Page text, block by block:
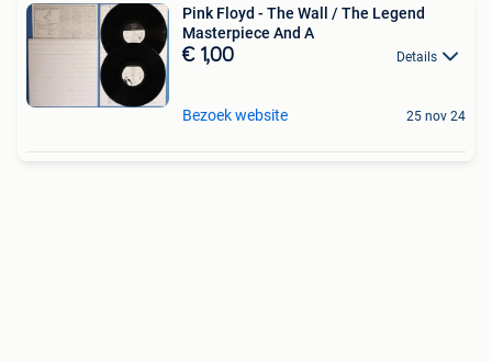
Pink Floyd - The Wall / The Legend
Masterpiece And A
€ 1,00 Details
Bezoek website 25 nov 24